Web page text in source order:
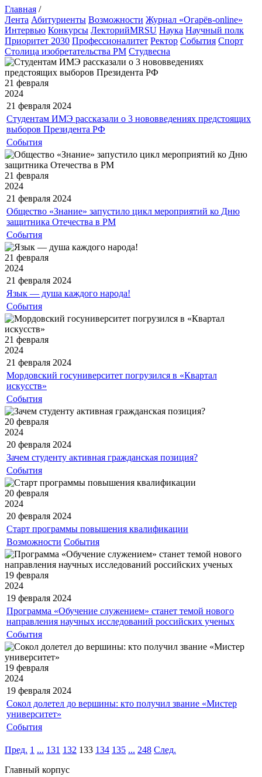
Главная /
Лента Абитуриенты Возможности Журнал «Огарёв-online»
Интервью Конкурсы ЛекторийMRSU Наука Научный полк
Приоритет 2030 Профессионалитет Ректор События Спорт
Столица изобретательства РМ Студвесна
21 февраля
2024
21 февраля 2024
Студентам ИМЭ рассказали о 3 нововведениях предстоящих
выборов Президента РФ
События
21 февраля
2024
21 февраля 2024
Общество «Знание» запустило цикл мероприятий ко Дню
защитника Отечества в РМ
События
21 февраля
2024
21 февраля 2024
Язык — душа каждого народа!
События
21 февраля
2024
21 февраля 2024
Мордовский госуниверситет погрузился в «Квартал
искусств»
События
20 февраля
2024
20 февраля 2024
Зачем студенту активная гражданская позиция?
События
20 февраля
2024
20 февраля 2024
Старт программы повышения квалификации
Возможности События
19 февраля
2024
19 февраля 2024
Программа «Обучение служением» станет темой нового
направления научных исследований российских ученых
События
19 февраля
2024
19 февраля 2024
Сокол долетел до вершины: кто получил звание «Мистер
университет»
События
Пред. 1 ... 131 132 133 134 135 ... 248 След.
Главный корпус